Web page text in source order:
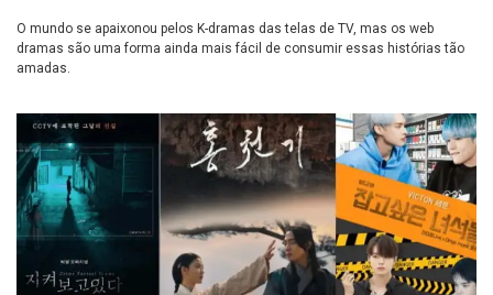
O mundo se apaixonou pelos K-dramas das telas de TV, mas os web
dramas são uma forma ainda mais fácil de consumir essas histórias tão
amadas.